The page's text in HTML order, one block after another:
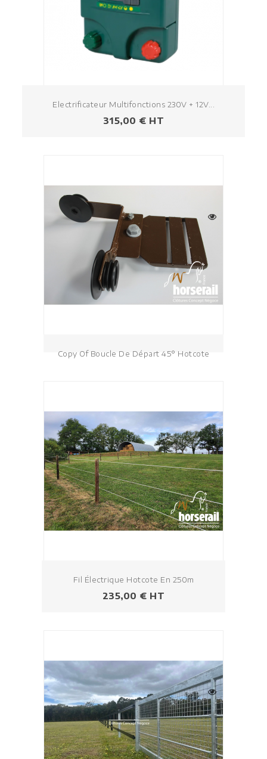
Electrificateur Multifonctions 230V + 12V...
Prezzo
315,00 € HT
Copy Of Boucle De Départ 45° Hotcote
Fil Électrique Hotcote En 250m
Prezzo
235,00 € HT